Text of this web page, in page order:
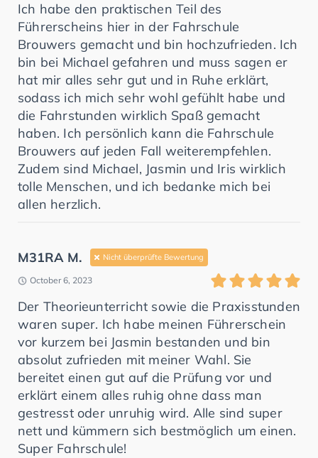
Ich habe den praktischen Teil des
Führerscheins hier in der Fahrschule
Brouwers gemacht und bin hochzufrieden. Ich
bin bei Michael gefahren und muss sagen er
hat mir alles sehr gut und in Ruhe erklärt,
sodass ich mich sehr wohl gefühlt habe und
die Fahrstunden wirklich Spaß gemacht
haben. Ich persönlich kann die Fahrschule
Brouwers auf jeden Fall weiterempfehlen.
Zudem sind Michael, Jasmin und Iris wirklich
tolle Menschen, und ich bedanke mich bei
allen herzlich.
M31RA M. Nicht überprüfte Bewertung
October 6, 2023
Der Theorieunterricht sowie die Praxisstunden
waren super. Ich habe meinen Führerschein
vor kurzem bei Jasmin bestanden und bin
absolut zufrieden mit meiner Wahl. Sie
bereitet einen gut auf die Prüfung vor und
erklärt einem alles ruhig ohne dass man
gestresst oder unruhig wird. Alle sind super
nett und kümmern sich bestmöglich um einen.
Super Fahrschule!